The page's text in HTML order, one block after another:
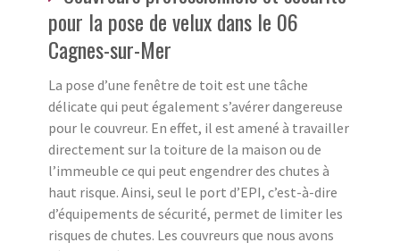
pour la pose de velux dans le 06
Cagnes-sur-Mer
La pose d’une fenêtre de toit est une tâche
délicate qui peut également s’avérer dangereuse
pour le couvreur. En effet, il est amené à travailler
directement sur la toiture de la maison ou de
l’immeuble ce qui peut engendrer des chutes à
haut risque. Ainsi, seul le port d’EPI, c’est-à-dire
d’équipements de sécurité, permet de limiter les
risques de chutes. Les couvreurs que nous avons